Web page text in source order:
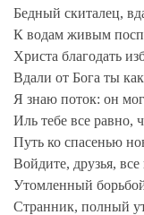
Бедный скиталец,
К водам живым
Христа благодать
Вдали от Бога ты
Я знаю поток: он
Иль тебе все равно,
Путь ко спасенью
Войдите, друзья,
Утомленный
Странник, полный